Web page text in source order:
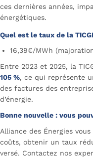
ces dernières années,
énergétiques.
Quel est le taux de la
16,39€/MWh
Entre 2023 et 2025, la
105 %, ce qui représente
des factures des
d’énergie.
Bonne nouvelle : vous
Alliance des Énergies
coûts, obtenir un taux
versé. Contactez nos